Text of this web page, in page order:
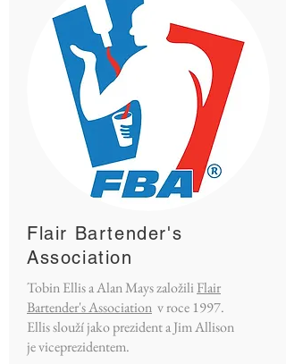
Flair Bartender's
Association
Tobin Ellis a Alan Mays založiliFlair
Bartender's Association v roce 1997.
Ellis slouží jako prezident a Jim Allison
je viceprezidentem.